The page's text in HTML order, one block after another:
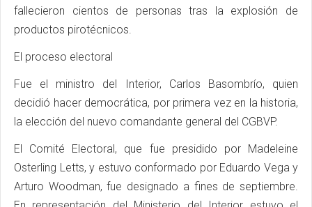
fallecieron cientos de personas tras la explosión de
productos pirotécnicos.
El proceso electoral
Fue el ministro del Interior, Carlos Basombrío, quien
decidió hacer democrática, por primera vez en la historia,
la elección del nuevo comandante general del CGBVP.
El Comité Electoral, que fue presidido por Madeleine
Osterling Letts, y estuvo conformado por Eduardo Vega y
Arturo Woodman, fue designado a fines de septiembre.